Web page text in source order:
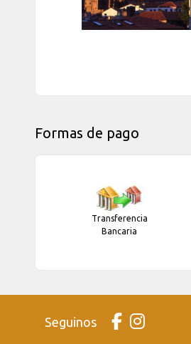
Formas de pago
Transferencia
Bancaria
Seguinos